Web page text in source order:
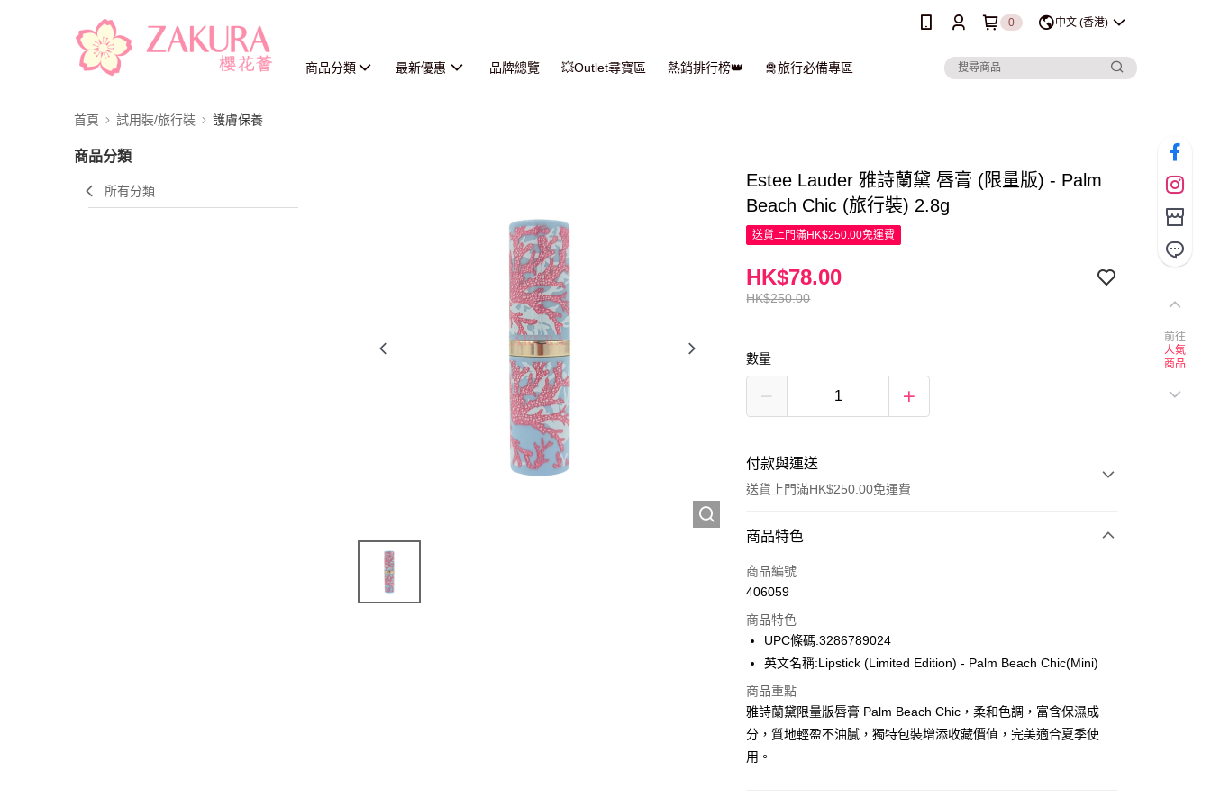
0 中文 (香港)
商品分類 最新優惠 品牌總覽 💥Outlet尋寶區 熱銷排行榜👑 🛅旅行必備專區
首頁 試用裝/旅行裝 護膚保養
商品分類
所有分類
Estee Lauder 雅詩蘭黛 唇膏 (限量版) - Palm
Beach Chic (旅行裝) 2.8g
送貨上門滿HK$250.00免運費
HK$250.00
HK$78.00
數量
付款與運送
送貨上門滿HK$250.00免運費
付款方式
信用卡
AlipayHK
WeChat Pay
送貨方式
JD京東物流，訂單確認發貨後2-4個工作天送達
商品特色
商品編號
406059
商品特色
UPC條碼:3286789024
英文名稱:Lipstick (Limited Edition) - Palm Beach Chic(Mini)
商品重點
雅詩蘭黛限量版唇膏 Palm Beach Chic，柔和色調，富含保濕成
分，質地輕盈不油膩，獨特包裝增添收藏價值，完美適合夏季使
用。
前往
人氣
商品